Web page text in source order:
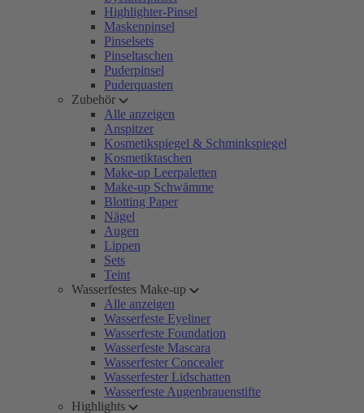
Highlighter-Pinsel
Maskenpinsel
Pinselsets
Pinseltaschen
Puderpinsel
Puderquasten
Zubehör
Alle anzeigen
Anspitzer
Kosmetikspiegel & Schminkspiegel
Kosmetiktaschen
Make-up Leerpaletten
Make-up Schwämme
Blotting Paper
Nägel
Augen
Lippen
Sets
Teint
Wasserfestes Make-up
Alle anzeigen
Wasserfeste Eyeliner
Wasserfeste Foundation
Wasserfeste Mascara
Wasserfester Concealer
Wasserfester Lidschatten
Wasserfeste Augenbrauenstifte
Highlights